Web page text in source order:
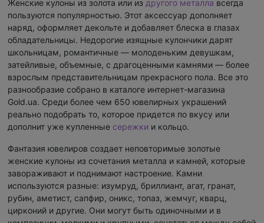
Женские кулоны из золота или из другого металла всегда
пользуются популярностью. Этот аксессуар дополняет
наряд, оформляет декольте и добавляет блеска в глазах
обладательницы. Недорогие изящные кулончики дарят
школьницам, романтичные — молоденьким девушкам,
затейливые, объемные, с драгоценными камнями — более
взрослым представительницам прекрасного пола. Все это
разнообразие собрано в каталоге интернет-магазина
Gold.ua. Среди более чем 650 ювелирных украшений
реально подобрать то, которое придется по вкусу или
дополнит уже купленные сережки и кольцо.
Фантазия ювелиров создает неповторимые золотые
женские кулоны из сочетания металла и камней, которые
завораживают и поднимают настроение. Камни
используются разные: изумруд, бриллиант, агат, гранат,
рубин, аметист, сапфир, оникс, топаз, жемчуг, кварц,
цирконий и другие. Они могут быть одиночными и в